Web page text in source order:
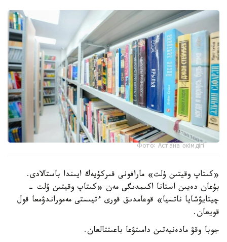
Фото: Астана әкімдігі
«كىتاپ وقيتىن ۇلت» مارافونى قىركۇيەك ايىندا باستالادى.
بۇعان دەيىن استانا اكىمدىگى مەن «كىتاپ وقيتىن ۇلت -
چيتايۋشايا ناتسيا» قوعامدىق قورى ءتيىستى مەموراندۋمعا قول
قويعان.
جوبا وقۋ مادەنيەتىن دامىتۋعا باعىتتالعان.